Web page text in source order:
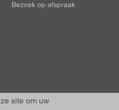
Bezoek op afspraak
site om uw